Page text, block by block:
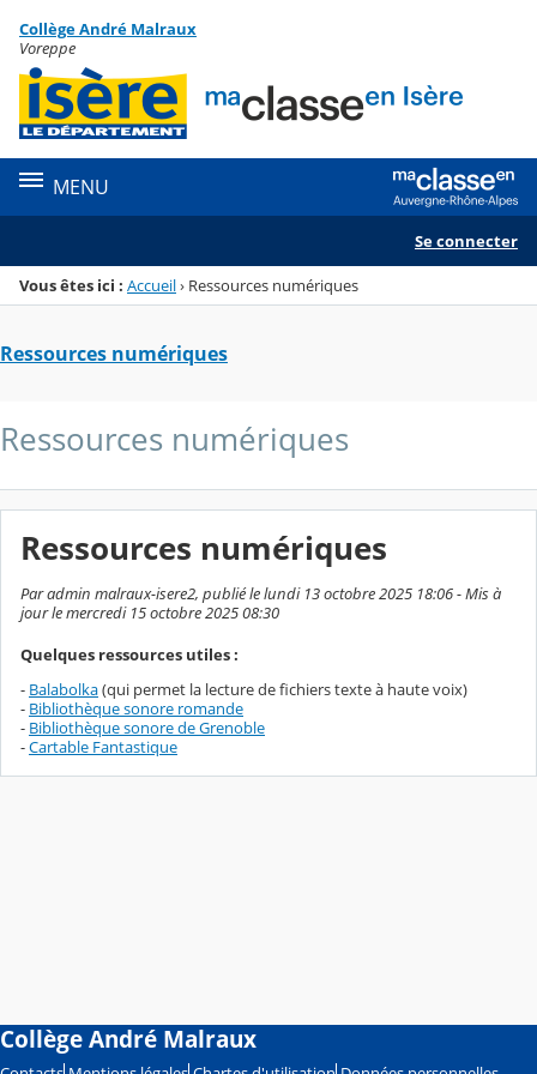
Menu de la rubrique
Contenu
Collège André Malraux
Voreppe
MENU
Se connecter
Vous êtes ici : Accueil› Ressources numériques
Ressources numériques
Ressources numériques
Ressources numériques
Par admin malraux-isere2, publié le lundi 13 octobre 2025 18:06 - Mis à
jour le mercredi 15 octobre 2025 08:30
Quelques ressources utiles :
- Balabolka(qui permet la lecture de fichiers texte à haute voix)
- Bibliothèque sonore romande
- Bibliothèque sonore de Grenoble
-Cartable Fantastique
Collège André Malraux